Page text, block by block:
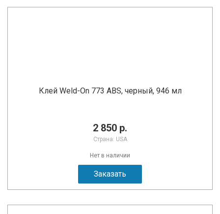
Клей Weld-On 773 ABS, черный, 946 мл
2 850 р.
Страна: USA
Нет в наличии
Заказать